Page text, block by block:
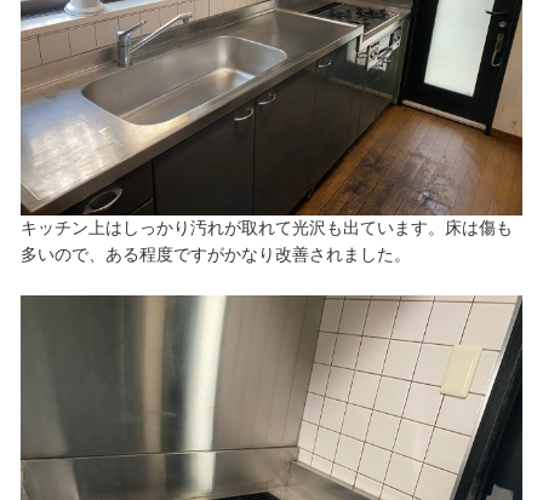
キッチン上はしっかり汚れが取れて光沢も出ています。床は傷も
多いので、ある程度ですがかなり改善されました。